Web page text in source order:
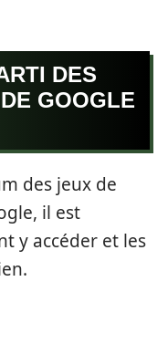
DES
GOOGLE
des jeux de
il est
y accéder et les